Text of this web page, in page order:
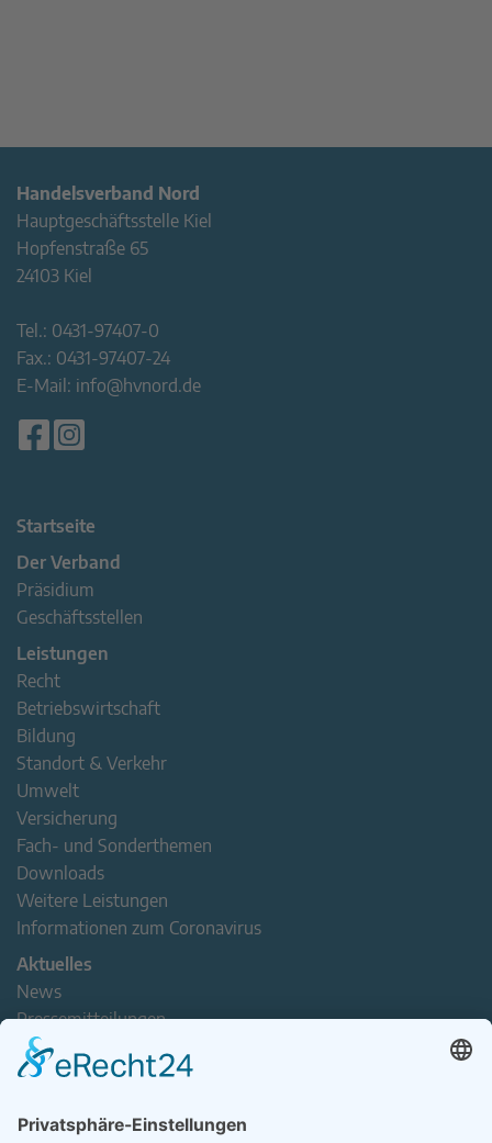
Handelsverband Nord
Hauptgeschäftsstelle Kiel
Hopfenstraße 65
24103 Kiel
Tel.: 0431-97407-0
Fax.: 0431-97407-24
E-Mail: info@hvnord.de
Startseite
Der Verband
Präsidium
Geschäftsstellen
Leistungen
Recht
Betriebswirtschaft
Bildung
Standort & Verkehr
Umwelt
Versicherung
Fach- und Sonderthemen
Downloads
Weitere Leistungen
Informationen zum Coronavirus
Aktuelles
News
Pressemitteilungen
Newsletter
Handel(n) im Norden – Mitgliederjournal
Verband erleben